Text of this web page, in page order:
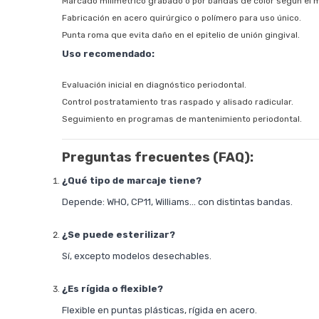
Fabricación en acero quirúrgico o polímero para uso único.
Punta roma que evita daño en el epitelio de unión gingival.
Uso recomendado:
Evaluación inicial en diagnóstico periodontal.
Control postratamiento tras raspado y alisado radicular.
Seguimiento en programas de mantenimiento periodontal.
Preguntas frecuentes (FAQ):
¿Qué tipo de marcaje tiene?
Depende: WHO, CP11, Williams... con distintas bandas.
¿Se puede esterilizar?
Sí, excepto modelos desechables.
¿Es rígida o flexible?
Flexible en puntas plásticas, rígida en acero.